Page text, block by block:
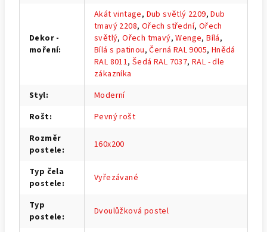
Dekor -
moření:
Akát vintage, Dub světlý 2209,Dub
tmavý 2208, Ořech střední, Ořech
světlý,Ořech tmavý,Wenge,Bílá,
Bílá s patinou,Černá RAL 9005, Hnědá
RAL 8011,Šedá RAL 7037,RAL - dle
zákazníka
Styl:
Moderní
Rošt:
Pevný rošt
Rozměr
postele: 160x200
Typ čela
postele: Vyřezávané
Typ
postele: Dvoulůžková postel